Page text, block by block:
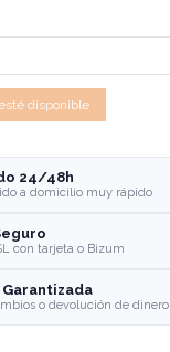
24/48h
a domicilio muy rápido
con tarjeta o Bizum
o devolución de dinero